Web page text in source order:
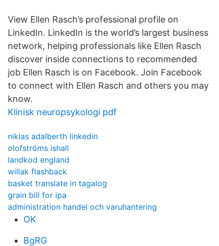
View Ellen Rasch’s professional profile on
LinkedIn. LinkedIn is the world’s largest business
network, helping professionals like Ellen Rasch
discover inside connections to recommended
job Ellen Rasch is on Facebook. Join Facebook
to connect with Ellen Rasch and others you may
know.
Klinisk neuropsykologi pdf
niklas adalberth linkedin
olofströms ishall
landkod england
willak flashback
basket translate in tagalog
grain bill for ipa
administration handel och varuhantering
OK
BgRG